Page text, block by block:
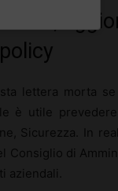
lettera morta
è utile
Sicurezza. In
Consiglio di
aziendali.